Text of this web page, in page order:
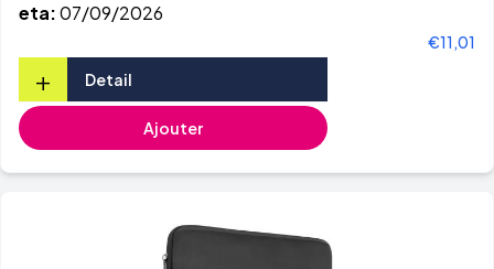
eta:07/09/2026
€11,01
+ Detail
Ajouter